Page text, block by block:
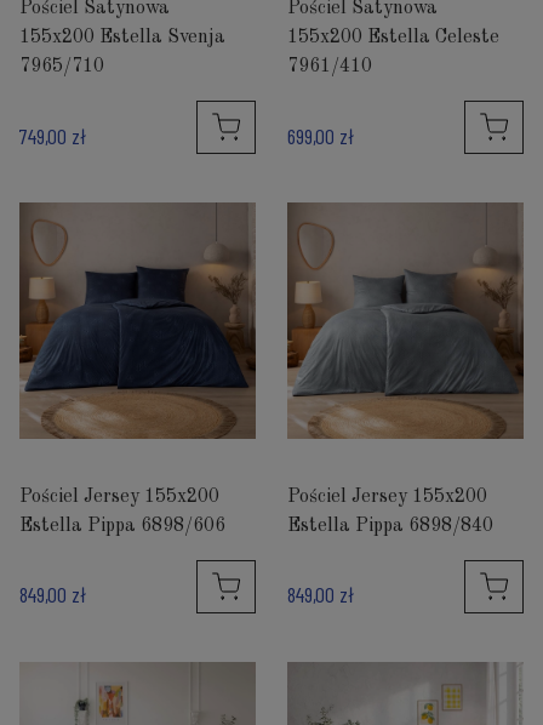
Pościel Satynowa
155x200 Estella Svenja
7965/710
749,00 zł
Pościel Satynowa
155x200 Estella Celeste
7961/410
699,00 zł
Pościel Jersey 155x200
Estella Pippa 6898/606
849,00 zł
Pościel Jersey 155x200
Estella Pippa 6898/840
849,00 zł